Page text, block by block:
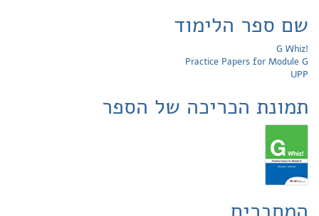
שם ספר הלימוד
G Whiz!
Practice Papers for Module G
UPP
תמונת הכריכה של הספר